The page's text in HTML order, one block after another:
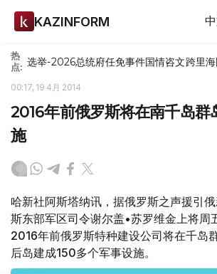
KAZINFORM
热
点: 选举-2026总统府任免事件国情咨文跨里
00:17, 19 4月 2014
2016年前俄罗斯将在南千岛群
施
哈新社阿斯塔纳讯，据俄罗斯之声援引
斯东部军区司令谢尔盖•苏罗维金上将周
2016年前俄罗斯特种建设公司将在千岛
后岛建成150多个军事设施。